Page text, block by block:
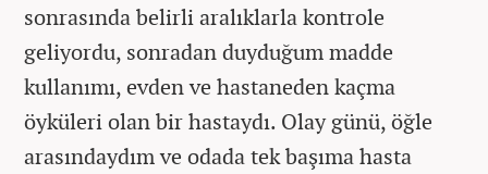
sonrasında belirli aralıklarla kontrole
geliyordu, sonradan duyduğum madde
kullanımı, evden ve hastaneden kaçma
öyküleri olan bir hastaydı. Olay günü, öğle
arasındaydım ve odada tek başıma hasta